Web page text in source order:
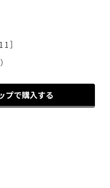
］
プで購入する